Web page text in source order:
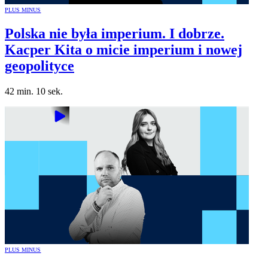
PLUS MINUS
Polska nie była imperium. I dobrze.
Kacper Kita o micie imperium i nowej
geopolityce
42 min. 10 sek.
PLUS MINUS